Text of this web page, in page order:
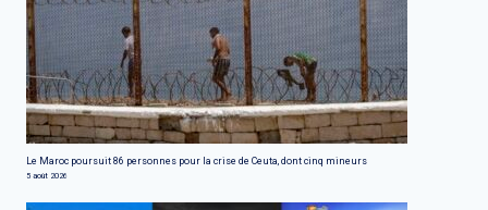
Le Maroc poursuit 86 personnes pour la crise de Ceuta, dont cinq mineurs
5 août 2026